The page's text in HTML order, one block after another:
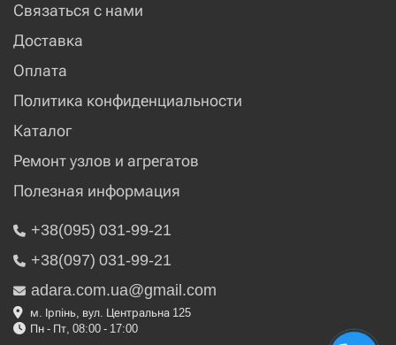
Связаться с нами
Доставка
Оплата
Политика конфиденциальности
Каталог
Ремонт узлов и агрегатов
Полезная информация
+38(095) 031-99-21
+38(097) 031-99-21
adara.com.ua@gmail.com
м. Ірпінь, вул. Центральна 125
Пн - Пт, 08:00 - 17:00